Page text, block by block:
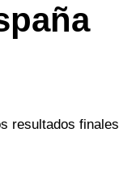
resultados finales